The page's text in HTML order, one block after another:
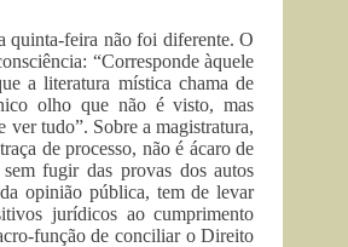
quinta-feira não foi diferente. O
“Corresponde àquele
a literatura mística chama de
olho que não é visto, mas
ver tudo”. Sobre a magistratura,
de processo, não é ácaro de
fugir das provas dos autos
opinião pública, tem de levar
jurídicos ao cumprimento
função de conciliar o Direito